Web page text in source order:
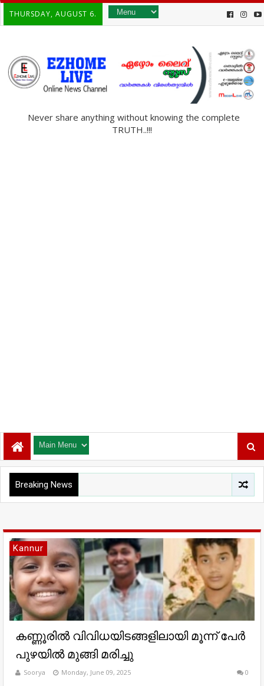
THURSDAY, AUGUST 6.
Never share anything without knowing the complete
TRUTH..!!!
Breaking News
Kannur
കണ്ണൂരില്‍ വിവിധയിടങ്ങളിലായി മൂന്ന് പേര്‍
പുഴയില്‍ മുങ്ങി മരിച്ചു
Soorya Monday, June 09, 2025 0